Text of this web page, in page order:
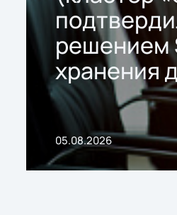
решением
хранения
05.08.2026